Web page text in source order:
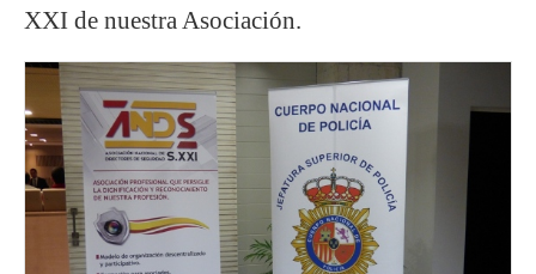
XXI de nuestra Asociación.